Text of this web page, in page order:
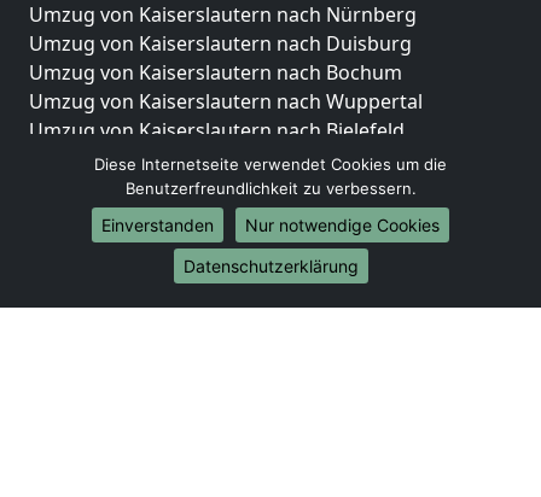
Umzug von Kaiserslautern nach Nürnberg
Umzug von Kaiserslautern nach Duisburg
Umzug von Kaiserslautern nach Bochum
Umzug von Kaiserslautern nach Wuppertal
Umzug von Kaiserslautern nach Bielefeld
Umzug von Kaiserslautern nach Bonn
Umzug von Kaiserslautern nach Münster
Internationale-Umzüge
Umzug von Kaiserslautern nach Brasilien
Umzug von Kaiserslautern nach Brunei Darussalam
Diese Internetseite verwendet Cookies um die
Benutzerfreundlichkeit zu verbessern.
Einverstanden
Nur notwendige Cookies
Datenschutzerklärung